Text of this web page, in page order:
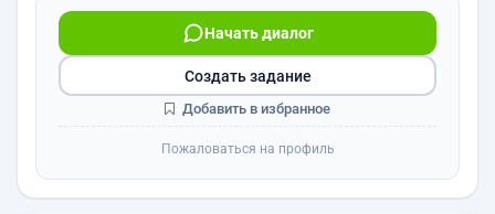
Начать диалог
Создать задание
Добавить в избранное
Пожаловаться на профиль